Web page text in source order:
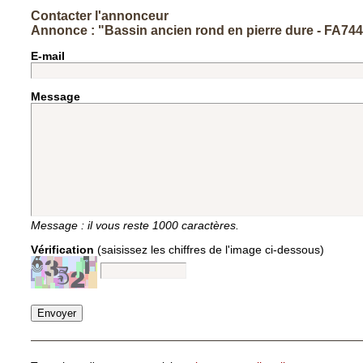
Contacter l'annonceur
Annonce : "Bassin ancien rond en pierre dure -
E-mail
Message
Message : il vous reste 1000 caractères.
Vérification (saisissez les chiffres de l'image ci-dessous)